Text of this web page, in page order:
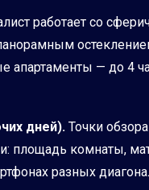
работает со
— до 4
дней). Точки
площадь комнаты,
разных